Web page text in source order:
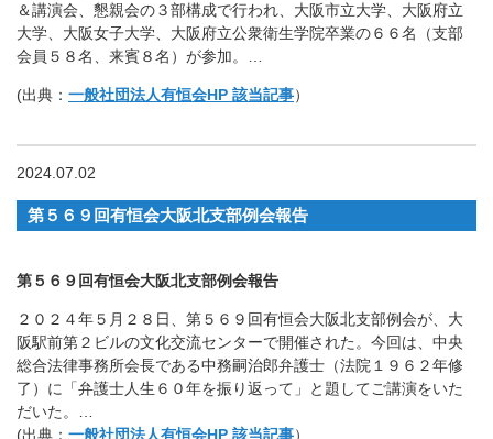
＆講演会、懇親会の３部構成で行われ、大阪市立大学、大阪府立
大学、大阪女子大学、大阪府立公衆衛生学院卒業の６６名（支部
会員５８名、来賓８名）が参加。…
(出典： 一般社団法人有恒会HP 該当記事）
2024.07.02
第５６９回有恒会大阪北支部例会報告
第５６９回有恒会大阪北支部例会報告
２０２４年５月２８日、第５６９回有恒会大阪北支部例会が、大
阪駅前第２ビルの文化交流センターで開催された。今回は、中央
総合法律事務所会長である中務嗣治郎弁護士（法院１９６２年修
了）に「弁護士人生６０年を振り返って」と題してご講演をいた
だいた。…
(出典： 一般社団法人有恒会HP 該当記事）